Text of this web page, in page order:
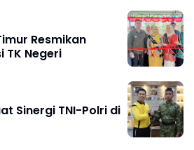
Resmikan
TK Negeri
Sinergi TNI-Polri di